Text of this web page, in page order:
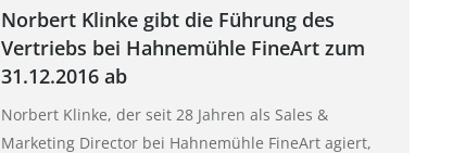
Norbert Klinke gibt die Führung des
Vertriebs bei Hahnemühle FineArt zum
31.12.2016 ab
Norbert Klinke, der seit 28 Jahren als Sales &
Marketing Director bei Hahnemühle FineArt agiert,